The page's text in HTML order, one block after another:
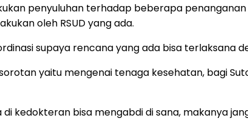
penyuluhan terhadap beberapa
oleh RSUD yang ada.
supaya rencana yang ada bisa terlaksana
yaitu mengenai tenaga kesehatan, bagi
kedokteran bisa mengabdi di sana, makanya